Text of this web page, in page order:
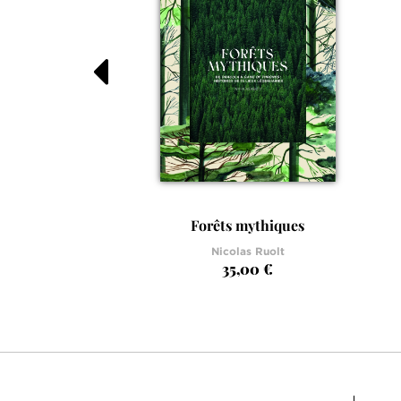
Forêts mythiques
Nicolas Ruolt
35,00 €